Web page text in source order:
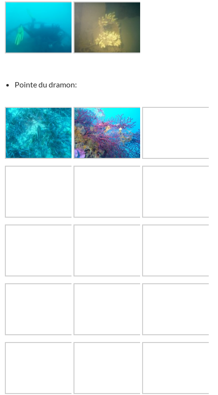
Pointe du dramon: